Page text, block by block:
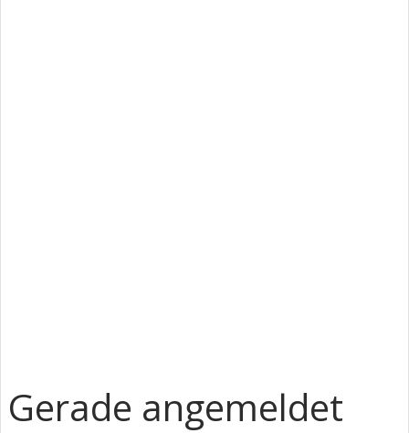
Gerade angemeldet